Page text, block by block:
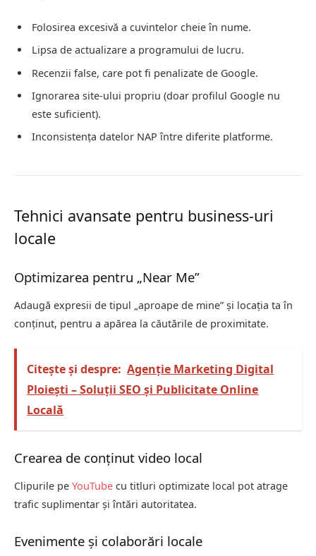
Folosirea excesivă a cuvintelor cheie în nume.
Lipsa de actualizare a programului de lucru.
Recenzii false, care pot fi penalizate de Google.
Ignorarea site-ului propriu (doar profilul Google nu
este suficient).
Inconsistența datelor NAP între diferite platforme.
Tehnici avansate pentru business-uri
locale
Optimizarea pentru „Near Me”
Adaugă expresii de tipul „aproape de mine” și locația ta în
conținut, pentru a apărea la căutările de proximitate.
Citește și despre: Agenție Marketing Digital
Ploiești – Soluții SEO și Publicitate Online
Locală
Crearea de conținut video local
Clipurile pe YouTube cu titluri optimizate local pot atrage
trafic suplimentar și întări autoritatea.
Evenimente și colaborări locale